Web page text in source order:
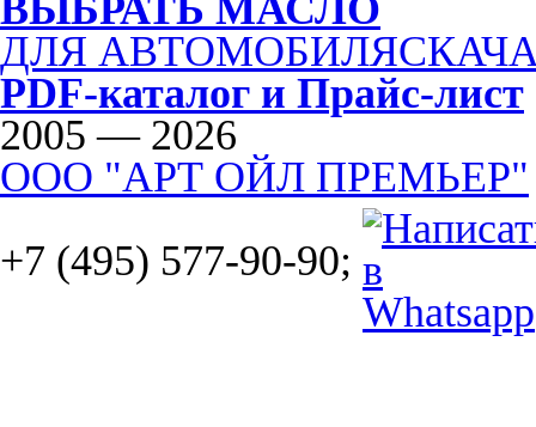
ВЫБРАТЬ МАСЛО
ДЛЯ АВТОМОБИЛЯ
PDF-каталог и Прайс-лист
2005 — 2026
ООО "АРТ ОЙЛ ПРЕМЬЕР"
+7 (495) 577-90-90;